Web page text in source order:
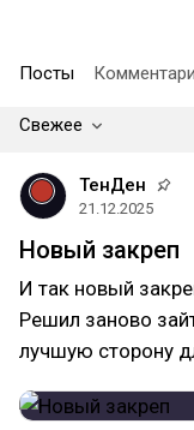
Посты
Свежее
ТенДен
21.12.2025
Новый закреп
И так новый
Решил заново
лучшую сторону